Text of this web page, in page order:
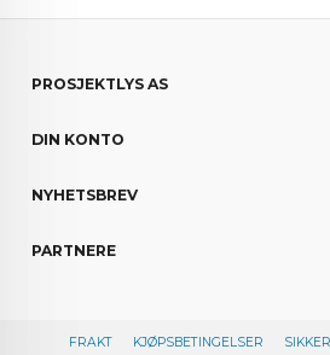
PROSJEKTLYS AS
DIN KONTO
NYHETSBREV
PARTNERE
FRAKT KJØPSBETINGELSER